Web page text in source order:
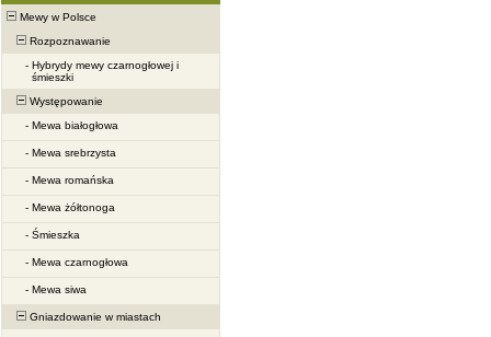
Mewy w Polsce
Rozpoznawanie
- Hybrydy mewy czarnogłowej i
śmieszki
Występowanie
- Mewa białogłowa
- Mewa srebrzysta
- Mewa romańska
- Mewa żółtonoga
- Śmieszka
- Mewa czarnogłowa
- Mewa siwa
Gniazdowanie w miastach